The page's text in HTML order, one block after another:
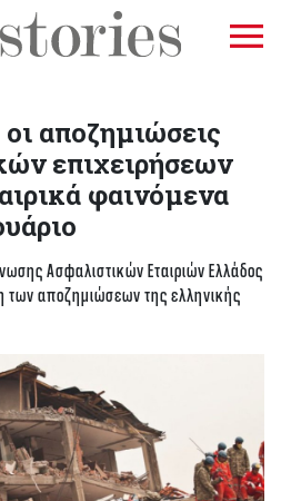
αποζημιώσεις
επιχειρήσεων
φαινόμενα
Ασφαλιστικών Εταιριών Ελλάδος
των αποζημιώσεων της ελληνικής